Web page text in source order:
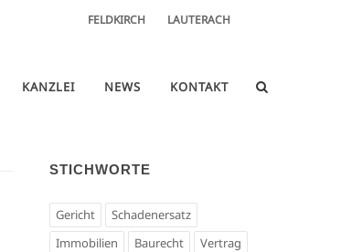
FELDKIRCH LAUTERACH
KANZLEI NEWS KONTAKT
STICHWORTE
Gericht
Schadenersatz
Immobilien
Baurecht
Vertrag